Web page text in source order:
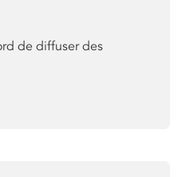
de diffuser des